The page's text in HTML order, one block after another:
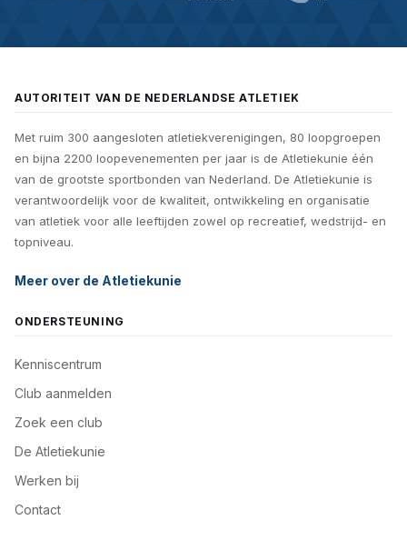
AUTORITEIT VAN DE NEDERLANDSE ATLETIEK
Met ruim 300 aangesloten atletiekverenigingen, 80 loopgroepen
en bijna 2200 loopevenementen per jaar is de Atletiekunie één
van de grootste sportbonden van Nederland. De Atletiekunie is
verantwoordelijk voor de kwaliteit, ontwikkeling en organisatie
van atletiek voor alle leeftijden zowel op recreatief, wedstrijd- en
topniveau.
Meer over de Atletiekunie
ONDERSTEUNING
Kenniscentrum
Club aanmelden
Zoek een club
De Atletiekunie
Werken bij
Contact